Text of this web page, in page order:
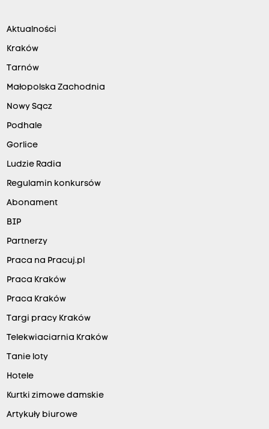
Aktualności
Kraków
Tarnów
Małopolska Zachodnia
Nowy Sącz
Podhale
Gorlice
Ludzie Radia
Regulamin konkursów
Abonament
BIP
Partnerzy
Praca na Pracuj.pl
Praca Kraków
Praca Kraków
Targi pracy Kraków
Telekwiaciarnia Kraków
Tanie loty
Hotele
Kurtki zimowe damskie
Artykuły biurowe